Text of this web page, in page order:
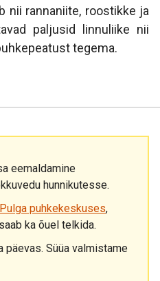
nii rannaniite, roostikke ja
paljusid linnuliike nii
tegema.
eemaldamine
hunnikutesse.
Pulga puhkekeskuses,
ka õuel telkida.
päevas. Süüa valmistame